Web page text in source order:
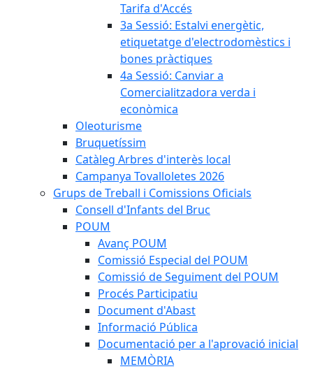
Tarifa d'Accés
3a Sessió: Estalvi energètic,
etiquetatge d'electrodomèstics i
bones pràctiques
4a Sessió: Canviar a
Comercialitzadora verda i
econòmica
Oleoturisme
Bruquetíssim
Catàleg Arbres d'interès local
Campanya Tovalloletes 2026
Grups de Treball i Comissions Oficials
Consell d'Infants del Bruc
POUM
Avanç POUM
Comissió Especial del POUM
Comissió de Seguiment del POUM
Procés Participatiu
Document d'Abast
Informació Pública
Documentació per a l'aprovació inicial
MEMÒRIA